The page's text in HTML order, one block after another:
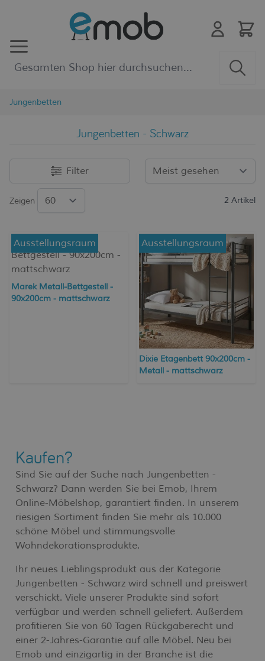
Jungenbetten
Jungenbetten - Schwarz
Filter
Zeigen 2 Artikel
Ausstellungsraum
Marek Metall-Bettgestell -
90x200cm - mattschwarz
Ausstellungsraum
Dixie Etagenbett 90x200cm -
Metall - mattschwarz
Kaufen?
Sind Sie auf der Suche nach Jungenbetten -
Schwarz? Dann werden Sie bei Emob, Ihrem
Online-Möbelshop, garantiert finden. In unserem
riesigen Sortiment finden Sie mehr als 10.000
schöne Möbel und stimmungsvolle
Wohndekorationsprodukte.
Ihr neues Lieblingsprodukt aus der Kategorie
Jungenbetten - Schwarz wird schnell und preiswert
verschickt. Viele unserer Produkte sind sofort
verfügbar und werden schnell geliefert. Außerdem
profitieren Sie von 60 Tagen Rückgaberecht und
einer 2-Jahres-Garantie auf alle Möbel. Neu bei
Emob und einzigartig in der Branche ist die